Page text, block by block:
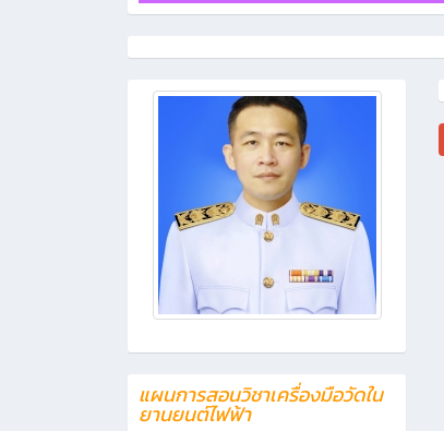
แผนการสอนวิชาเครื่องมือวัดใน
ยานยนต์ไฟฟ้า